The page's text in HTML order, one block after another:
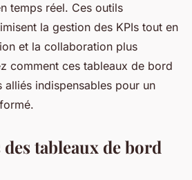
•2 min de lecture
temps réel. Ces outils
la gestion des KPIs tout en
et la collaboration plus
comment ces tableaux de bord
alliés indispensables pour un
des tableaux de bord